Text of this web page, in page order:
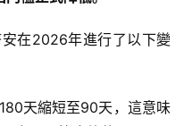
在2026年進行了以下變
天縮短至90天，這意味